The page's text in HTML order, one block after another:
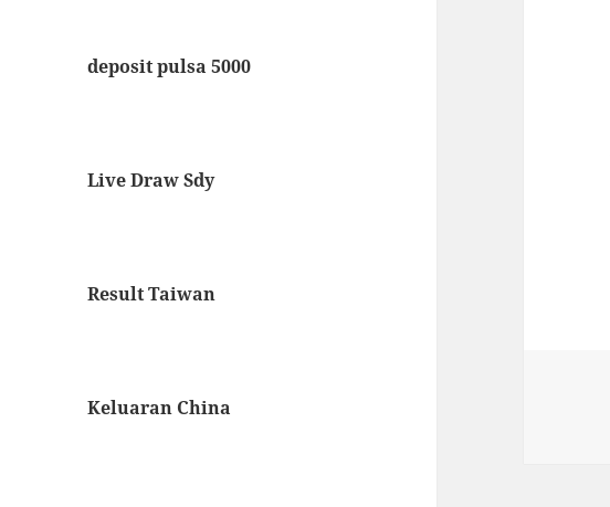
deposit pulsa 5000
Live Draw Sdy
Result Taiwan
Keluaran China